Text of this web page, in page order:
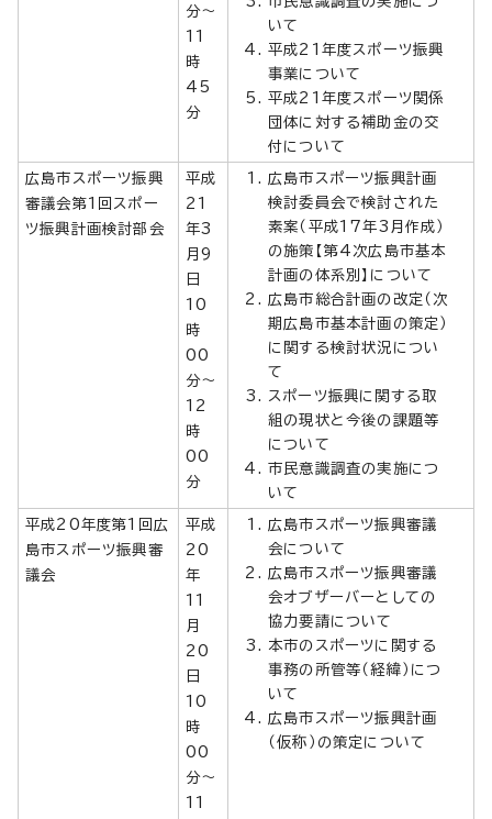
分～
11
時
45
分
いて
平成21年度スポーツ振興
事業について
平成21年度スポーツ関係
団体に対する補助金の交
付について
広島市スポーツ振興
審議会第1回スポー
ツ振興計画検討部会
平成
21
年3
月9
日
10
時
00
分～
12
時
00
分
広島市スポーツ振興計画
検討委員会で検討された
素案（平成17年3月作成）
の施策【第4次広島市基本
計画の体系別】について
広島市総合計画の改定（次
期広島市基本計画の策定）
に関する検討状況につい
て
スポーツ振興に関する取
組の現状と今後の課題等
について
市民意識調査の実施につ
いて
平成20年度第1回広
島市スポーツ振興審
議会
平成
20
年
11
月
20
日
10
時
00
分～
11
広島市スポーツ振興審議
会について
広島市スポーツ振興審議
会オブザーバーとしての
協力要請について
本市のスポーツに関する
事務の所管等（経緯）につ
いて
広島市スポーツ振興計画
（仮称）の策定について